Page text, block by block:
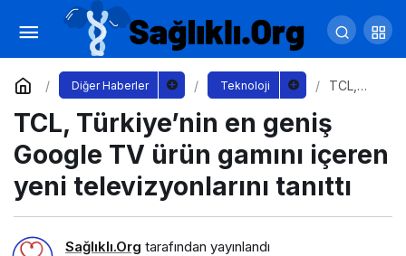
Diğer Haberler Teknoloji
TCL,
nin en
geniş
Google
TV ürün
gamını
içeren
TCL, Türkiye’nin en geniş
Google TV ürün gamını içeren
yeni televizyonlarını tanıttı
Sağlıklı.Org tarafından yayınlandı
Yeni Eğitim Döneminde Hackerlerin Gözü
Eğitim Sektöründe Olacak
Yorum Yap Paylaş